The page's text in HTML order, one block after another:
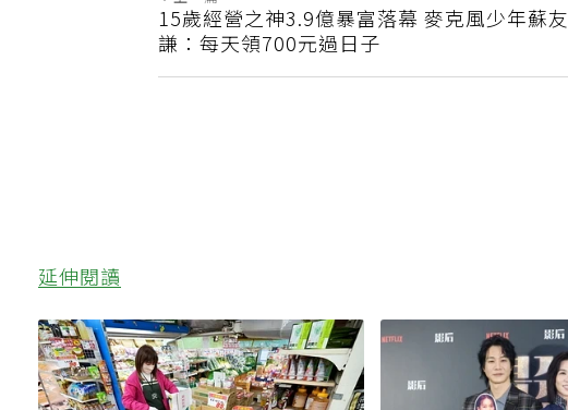
上一篇
15歲經營之神3.9億暴富落幕 麥克風少年蘇友
謙：每天領700元過日子
延伸閱讀